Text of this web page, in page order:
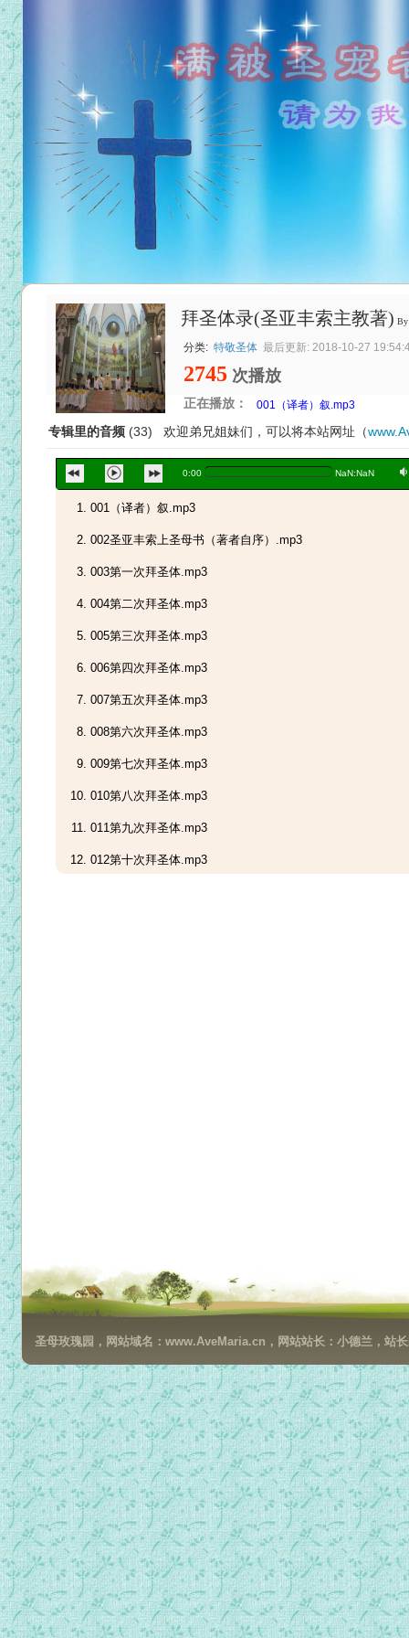
拜圣体录(圣亚丰索主教著)
分类: 特敬圣体 最后更新: 2018-10-27
2745 次播放
正在播放：
专辑里的音频 (33) 欢迎弟兄姐妹们，可以将本站网址（
0:00 NaN:NaN a
001（译者）叙.mp3
001（译者）叙.mp3
002圣亚丰索上圣母书（著者自序）.mp3
003第一次拜圣体.mp3
004第二次拜圣体.mp3
005第三次拜圣体.mp3
006第四次拜圣体.mp3
007第五次拜圣体.mp3
008第六次拜圣体.mp3
009第七次拜圣体.mp3
010第八次拜圣体.mp3
011第九次拜圣体.mp3
012第十次拜圣体.mp3
025第二十三次拜圣体.mp3
026第二十四次拜圣体.mp3
027第二十五次拜圣体.mp3
028第二十六次拜圣体.mp3
029第二十七次拜圣体.mp3
030第二十八次拜圣体.mp3
031第二十九次拜圣体.mp3
032第三十次拜圣体.mp3
033第三十一次拜圣体.mp3
圣母玫瑰园，网站域名：www.AveMaria.cn，网站站长：小德兰，